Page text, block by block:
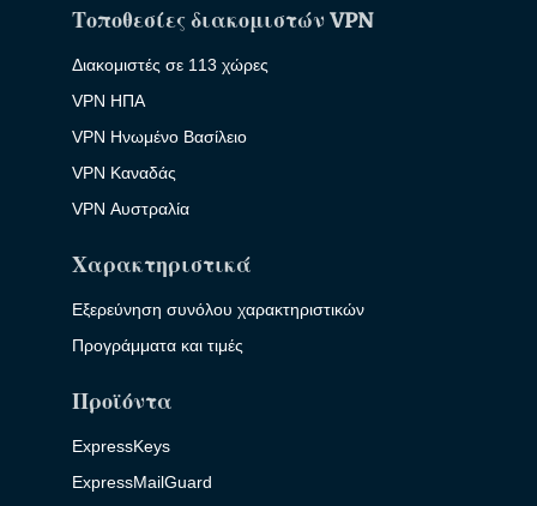
Τοποθεσίες διακομιστών VPN
Διακομιστές σε 113 χώρες
VPN ΗΠΑ
VPN Ηνωμένο Βασίλειο
VPN Καναδάς
VPN Αυστραλία
Χαρακτηριστικά
Εξερεύνηση συνόλου χαρακτηριστικών
Προγράμματα και τιμές
Προϊόντα
ExpressKeys
ExpressMailGuard